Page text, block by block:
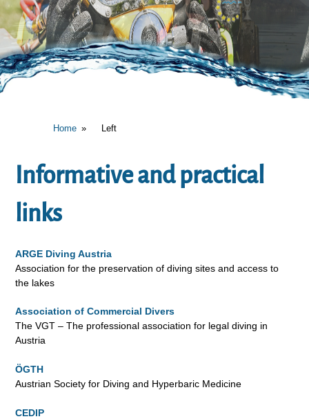
Home Left
Informative and practical
links
ARGE Diving Austria
Association for the preservation of diving sites and access to
the lakes
Association of Commercial Divers
The VGT – The professional association for legal diving in
Austria
ÖGTH
Austrian Society for Diving and Hyperbaric Medicine
CEDIP